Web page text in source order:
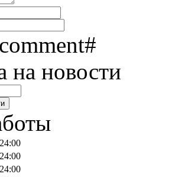
на новости